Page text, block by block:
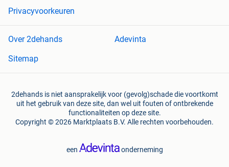
Privacyvoorkeuren
Over 2dehands
Adevinta
Sitemap
2dehands is niet aansprakelijk voor (gevolg)schade die voortkomt
uit het gebruik van deze site, dan wel uit fouten of ontbrekende
functionaliteiten op deze site.
Copyright © 2026 Marktplaats B.V. Alle rechten voorbehouden.
een onderneming